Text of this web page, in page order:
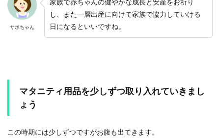
サボちゃん
し、また一層出産に向けて家族で協力していける
日になるといいですね。
マタニティ用品を少しずつ取り入れていきまし
ょう
この時期には少しずつですがお腹も出てきます。